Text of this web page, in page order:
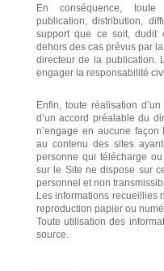
En conséquence, toute
publication, distribution,
support que ce soit, dudit
dehors des cas prévus par
directeur de la publication.
engager la responsabilité
Enfin, toute réalisation
d’un accord préalable du
n’engage en aucune
au contenu des sites
personne qui télécharge
sur le Site ne dispose sur
personnel et non
Les informations recueillies
reproduction papier ou
Toute utilisation des
source.